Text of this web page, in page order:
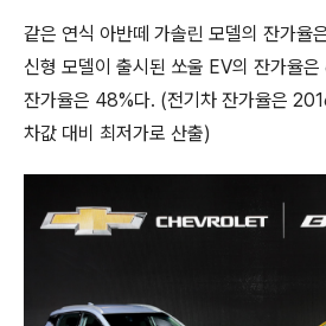
같은 연식 아반떼 가솔린 모델의 잔가율
신형 모델이 출시된 쏘울 EV의 잔가율
잔가율은 48%다. (전기차 잔가율은
차값 대비 최저가로 산출)